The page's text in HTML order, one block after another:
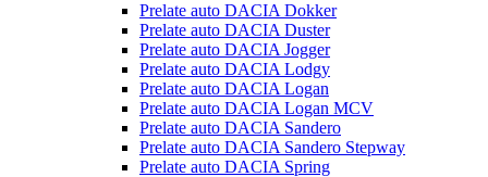
Prelate auto DACIA Dokker
Prelate auto DACIA Duster
Prelate auto DACIA Jogger
Prelate auto DACIA Lodgy
Prelate auto DACIA Logan
Prelate auto DACIA Logan MCV
Prelate auto DACIA Sandero
Prelate auto DACIA Sandero Stepway
Prelate auto DACIA Spring